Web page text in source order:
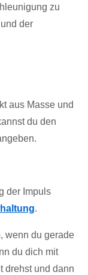
zu
und der
aus Masse und
du den
der Impuls
.
wenn du gerade
du dich mit
drehst und dann